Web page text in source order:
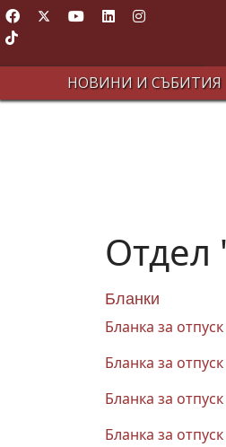
НОВИНИ И СЪБИТИЯ
Отдел
Бланки
Бланка за
Бланка за
Бланка за
Бланка за